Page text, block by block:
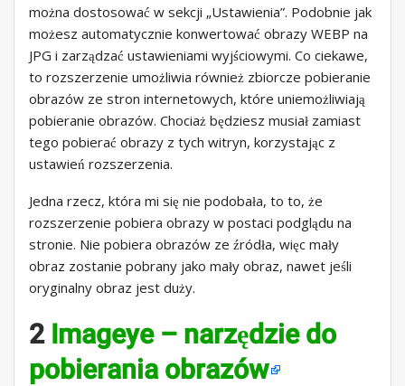
można dostosować w sekcji „Ustawienia”. Podobnie jak
możesz automatycznie konwertować obrazy WEBP na
JPG i zarządzać ustawieniami wyjściowymi. Co ciekawe,
to rozszerzenie umożliwia również zbiorcze pobieranie
obrazów ze stron internetowych, które uniemożliwiają
pobieranie obrazów. Chociaż będziesz musiał zamiast
tego pobierać obrazy z tych witryn, korzystając z
ustawień rozszerzenia.
Jedna rzecz, która mi się nie podobała, to to, że
rozszerzenie pobiera obrazy w postaci podglądu na
stronie. Nie pobiera obrazów ze źródła, więc mały
obraz zostanie pobrany jako mały obraz, nawet jeśli
oryginalny obraz jest duży.
2 Imageye – narzędzie do
pobierania obrazów